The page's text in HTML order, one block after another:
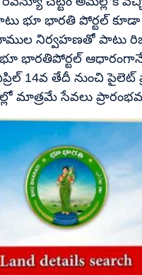
భూ భారతి పోర్టల్ కూడా
నిర్వహణతో పాటు
భారతిపోర్టల్
14వ తేదీ నుంచి పైలెట్
మాత్రమే సేవలు